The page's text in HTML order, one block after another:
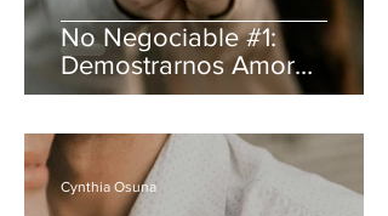
No Negociable #1:
Demostrarnos Amor
Diariamente
Cynthia Osuna